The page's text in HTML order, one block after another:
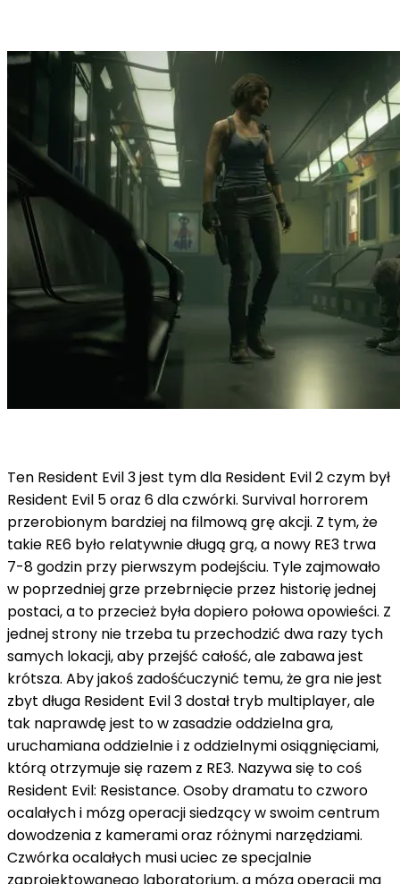
Ten Resident Evil 3 jest tym dla Resident Evil 2 czym był
Resident Evil 5 oraz 6 dla czwórki. Survival horrorem
przerobionym bardziej na filmową grę akcji. Z tym, że
takie RE6 było relatywnie długą grą, a nowy RE3 trwa
7-8 godzin przy pierwszym podejściu. Tyle zajmowało
w poprzedniej grze przebrnięcie przez historię jednej
postaci, a to przecież była dopiero połowa opowieści. Z
jednej strony nie trzeba tu przechodzić dwa razy tych
samych lokacji, aby przejść całość, ale zabawa jest
krótsza. Aby jakoś zadośćuczynić temu, że gra nie jest
zbyt długa Resident Evil 3 dostał tryb multiplayer, ale
tak naprawdę jest to w zasadzie oddzielna gra,
uruchamiana oddzielnie i z oddzielnymi osiągnięciami,
którą otrzymuje się razem z RE3. Nazywa się to coś
Resident Evil: Resistance. Osoby dramatu to czworo
ocalałych i mózg operacji siedzący w swoim centrum
dowodzenia z kamerami oraz różnymi narzędziami.
Czwórka ocalałych musi uciec ze specjalnie
zaprojektowanego laboratorium, a mózg operacji ma